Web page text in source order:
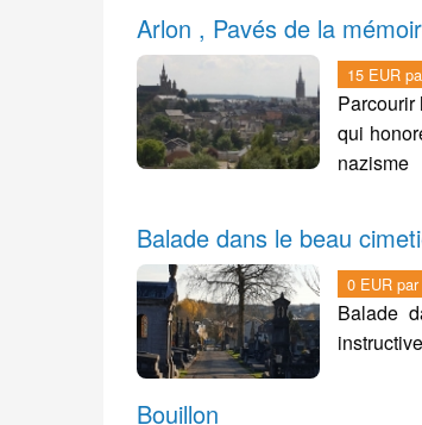
Arlon , Pavés de la
15 EUR
qui
nazisme
Balade dans le beau
0 EUR
Balade
Bouillon